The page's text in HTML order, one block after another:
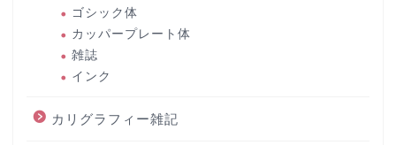
ゴシック体
カッパープレート体
雑誌
インク
カリグラフィー雑記